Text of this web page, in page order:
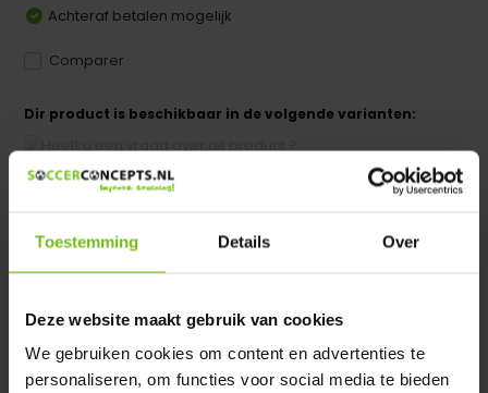
Toestemming Details Over
Deze website maakt gebruik van cookies
We gebruiken cookies om content en advertenties te
personaliseren, om functies voor social media te bieden
Achteraf betalen mogelijk
Comparer
Dir product is beschikbaar in de volgende varianten:
Heeft u een vraag over dit product ?
We helpen u graag met meer informatie
Verstuur email
Description du produit
Spécifications